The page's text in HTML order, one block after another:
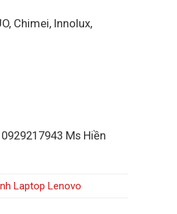
Chimei, Innolux,
Ms Hiền
Laptop Lenovo